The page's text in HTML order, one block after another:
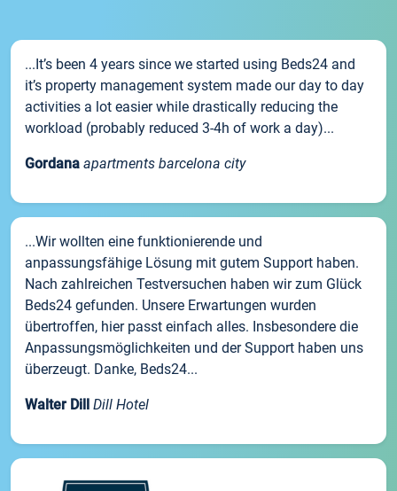
...It’s been 4 years since we started using Beds24 and
it’s property management system made our day to day
activities a lot easier while drastically reducing the
workload (probably reduced 3-4h of work a day)...
Gordana apartments barcelona city
...Wir wollten eine funktionierende und
anpassungsfähige Lösung mit gutem Support haben.
Nach zahlreichen Testversuchen haben wir zum Glück
Beds24 gefunden. Unsere Erwartungen wurden
übertroffen, hier passt einfach alles. Insbesondere die
Anpassungsmöglichkeiten und der Support haben uns
überzeugt. Danke, Beds24...
Walter Dill Dill Hotel